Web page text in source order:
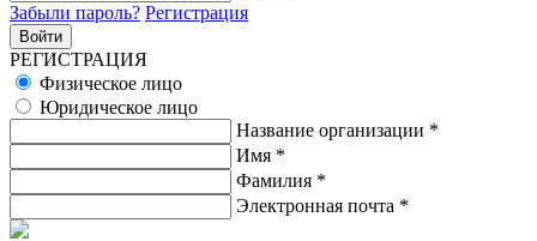
Забыли пароль? Регистрация
РЕГИСТРАЦИЯ
Физическое лицо
Юридическое лицо
Название организации *
Имя *
Фамилия *
Электронная почта *